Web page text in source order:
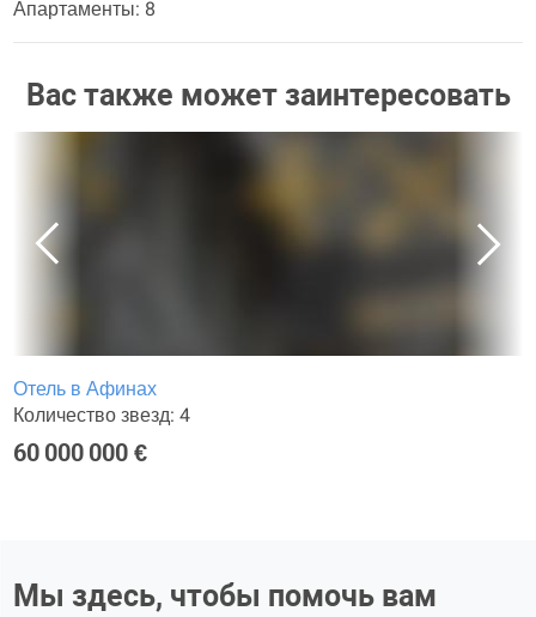
Апартаменты: 8
Вас также может заинтересовать
Отель в Афинах
Количество звезд: 4
60 000 000 €
Мы здесь, чтобы помочь вам